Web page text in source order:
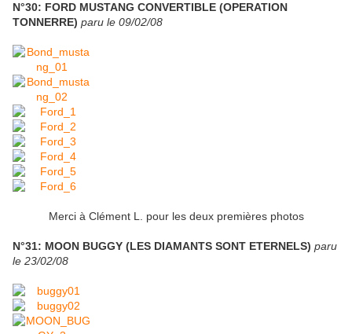
N°30: FORD MUSTANG CONVERTIBLE (OPERATION
TONNERRE) paru le 09/02/08
Merci à Clément L. pour les deux premières photos
N°31: MOON BUGGY (LES DIAMANTS SONT ETERNELS) paru
le 23/02/08